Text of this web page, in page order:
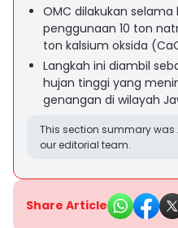
OMC dilakukan
penggunaan 10 ton
ton kalsium oksida
Langkah ini diambil
hujan tinggi yang
genangan di wilayah
This section summary
our editorial team.
Share Article